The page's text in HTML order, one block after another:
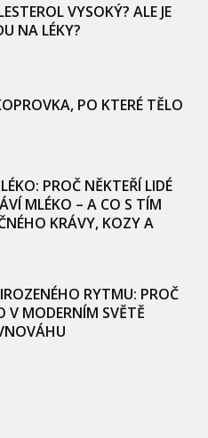
VYSOKÝ? ALE JE
NA LÉKY?
PO KTERÉ TĚLO
PROČ NĚKTEŘÍ LIDÉ
MLÉKO – A CO S TÍM
KRÁVY, KOZY A
RYTMU: PROČ
V MODERNÍM SVĚTĚ